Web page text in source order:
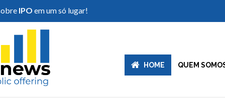
IPO em um só lugar!
HOME QUEM